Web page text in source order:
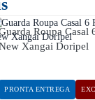
Roupa Casal
Xangai Doripel
PRONTA ENTREGA